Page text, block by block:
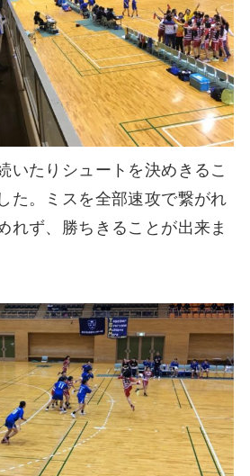
いたりシュートを決めきるこ
た。ミスを全部速攻で繋がれ
れず、勝ちきることが出来ま